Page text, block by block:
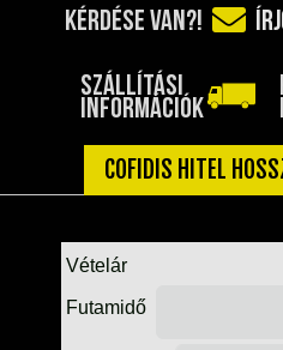
TÖMÍTÉSEK (ROBOGÓ, MOPED,
VÁZ, FUTÓMŰ, SZILENT,
ZÁRAK, GYÚJTÁSKAPCSOLÓK
ÜZEMANYAG ELLÁTÓ RENDSZER
%KÉSZLET KISÖPRÉS%
KÉRDÉSE VAN?!
SZÁLLÍTÁSI
INFORMÁCIÓK
COFIDIS HITEL